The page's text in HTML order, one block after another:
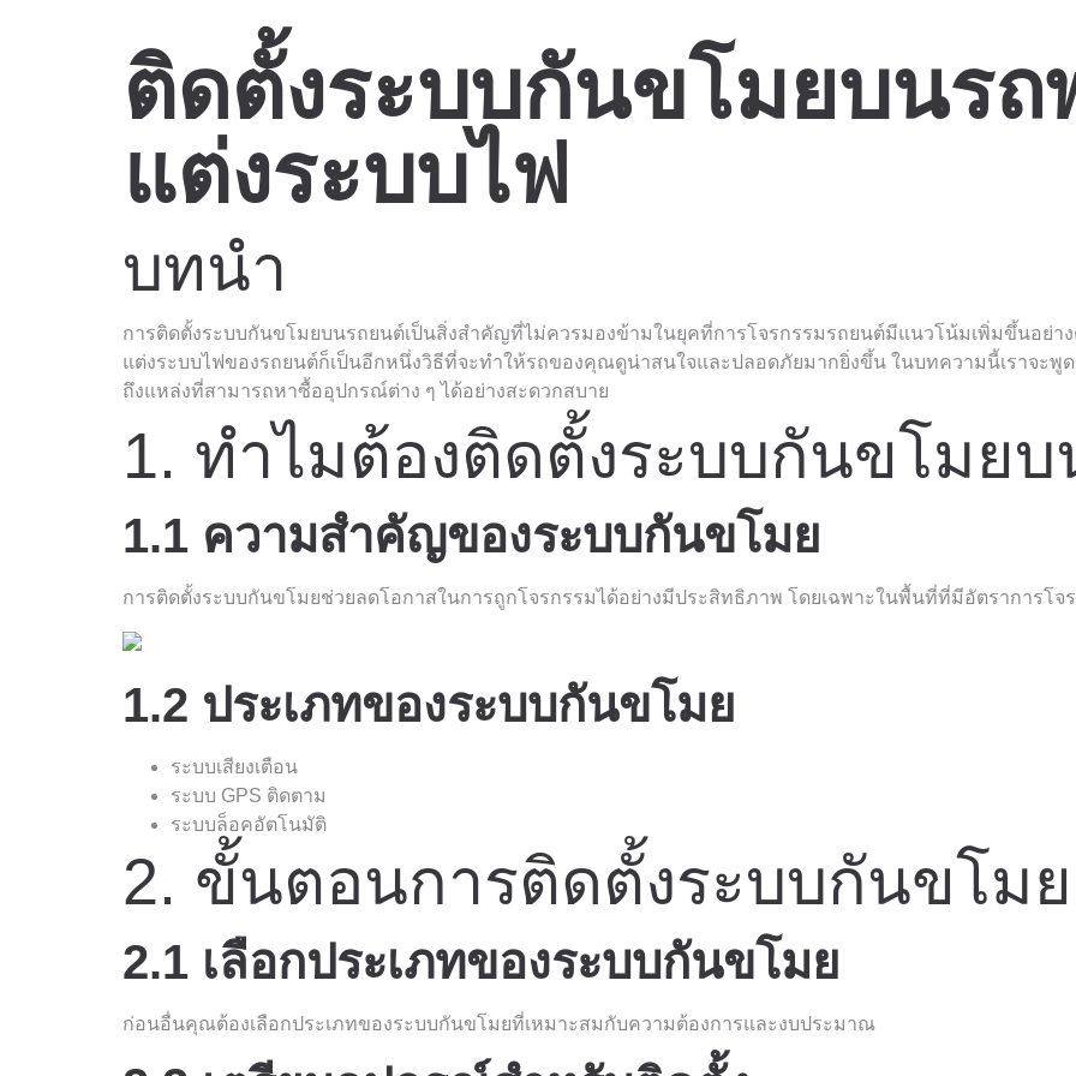
ติดตั้งระบบกันขโมยบนรถ
แต่งระบบไฟ
บทนำ
การติดตั้งระบบกันขโมยบนรถยนต์เป็นสิ่งสำคัญที่ไม่ควรมองข้ามในยุคที่การโจรกรรมรถยนต์มีแนวโน้มเพิ่มขึ้นอย่า
แต่งระบบไฟของรถยนต์ก็เป็นอีกหนึ่งวิธีที่จะทำให้รถของคุณดูน่าสนใจและปลอดภัยมากยิ่งขึ้น ในบทความนี้เราจะพู
ถึงแหล่งที่สามารถหาซื้ออุปกรณ์ต่าง ๆ ได้อย่างสะดวกสบาย
1. ทำไมต้องติดตั้งระบบกันขโมยบ
1.1 ความสำคัญของระบบกันขโมย
การติดตั้งระบบกันขโมยช่วยลดโอกาสในการถูกโจรกรรมได้อย่างมีประสิทธิภาพ โดยเฉพาะในพื้นที่ที่มีอัตราการโจ
1.2 ประเภทของระบบกันขโมย
ระบบเสียงเตือน
ระบบ GPS ติดตาม
ระบบล็อคอัตโนมัติ
2. ขั้นตอนการติดตั้งระบบกันขโมย
2.1 เลือกประเภทของระบบกันขโมย
ก่อนอื่นคุณต้องเลือกประเภทของระบบกันขโมยที่เหมาะสมกับความต้องการและงบประมาณ